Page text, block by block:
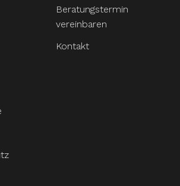
Beratungstermin
vereinbaren
Kontakt